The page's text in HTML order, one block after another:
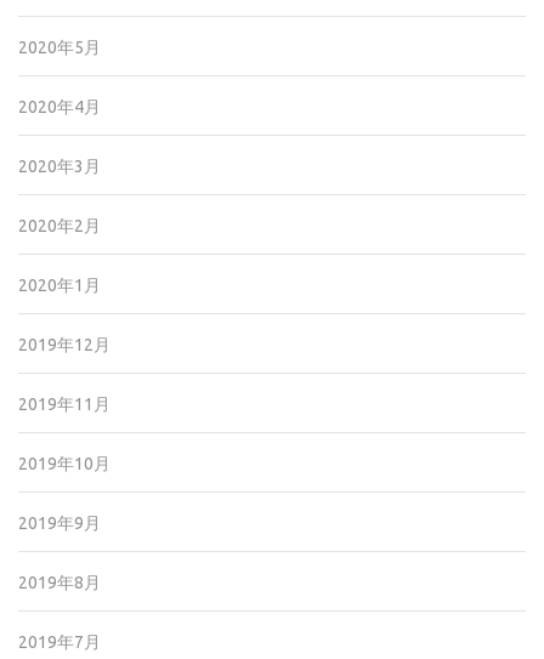
2020年5月
2020年4月
2020年3月
2020年2月
2020年1月
2019年12月
2019年11月
2019年10月
2019年9月
2019年8月
2019年7月